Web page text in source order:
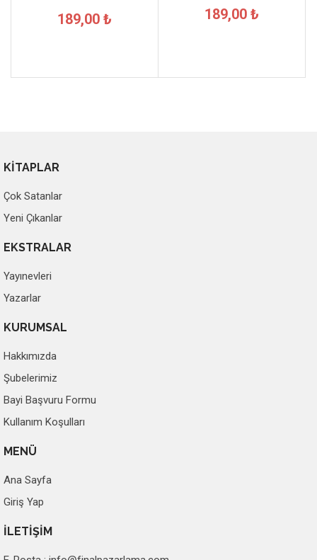
189,00 ₺ 189,00 ₺
KİTAPLAR
Çok Satanlar
Yeni Çıkanlar
EKSTRALAR
Yayınevleri
Yazarlar
KURUMSAL
Hakkımızda
Şubelerimiz
Bayi Başvuru Formu
Kullanım Koşulları
MENÜ
Ana Sayfa
Giriş Yap
İLETİŞİM